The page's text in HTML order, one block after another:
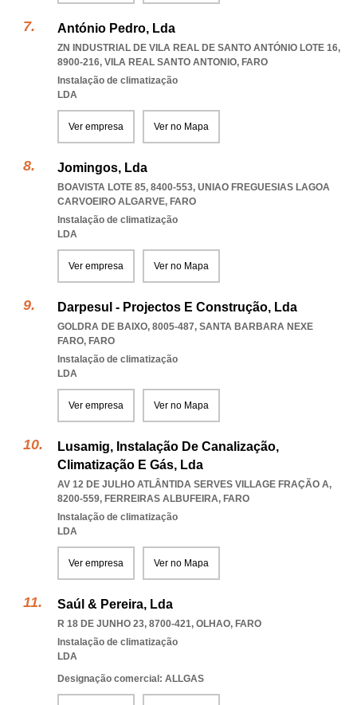
António Pedro, Lda
ZN INDUSTRIAL DE VILA REAL DE SANTO ANTÓNIO LOTE 16,
8900-216, VILA REAL SANTO ANTONIO, FARO
Instalação de climatização
LDA
Ver empresa Ver no Mapa
Jomingos, Lda
BOAVISTA LOTE 85, 8400-553, UNIAO FREGUESIAS LAGOA
CARVOEIRO ALGARVE, FARO
Instalação de climatização
LDA
Ver empresa Ver no Mapa
Darpesul - Projectos E Construção, Lda
GOLDRA DE BAIXO, 8005-487, SANTA BARBARA NEXE
FARO, FARO
Instalação de climatização
LDA
Ver empresa Ver no Mapa
Lusamig, Instalação De Canalização,
Climatização E Gás, Lda
AV 12 DE JULHO ATLÂNTIDA SERVES VILLAGE FRAÇÃO A,
8200-559, FERREIRAS ALBUFEIRA, FARO
Instalação de climatização
LDA
Ver empresa Ver no Mapa
Saúl & Pereira, Lda
R 18 DE JUNHO 23, 8700-421, OLHAO, FARO
Instalação de climatização
LDA
Designação comercial: ALLGAS